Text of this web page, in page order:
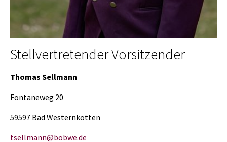
Stellvertretender Vorsitzender
Thomas Sellmann
Fontaneweg 20
59597 Bad Westernkotten
tsellmann@bobwe.de